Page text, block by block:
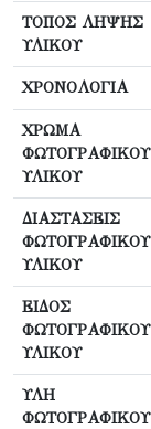
ΤΟΠΟΣ ΛΗΨΗΣ
ΥΛΙΚΟΥ
ΧΡΟΝΟΛΟΓΙΑ
ΧΡΩΜΑ
ΦΩΤΟΓΡΑΦΙΚΟΥ
ΥΛΙΚΟΥ
ΔΙΑΣΤΑΣΕΙΣ
ΦΩΤΟΓΡΑΦΙΚΟΥ
ΥΛΙΚΟΥ
ΕΙΔΟΣ
ΦΩΤΟΓΡΑΦΙΚΟΥ
ΥΛΙΚΟΥ
ΥΛΗ
ΦΩΤΟΓΡΑΦΙΚΟΥ